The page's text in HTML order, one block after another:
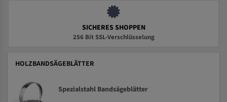
SICHERES SHOPPEN
256 Bit SSL-Verschlüsselung
HOLZBANDSÄGEBLÄTTER
Spezialstahl Bandsägeblätter